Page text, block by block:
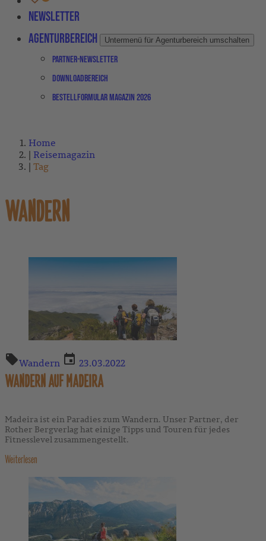
Newsletter
Agenturbereich
Untermenü für Agenturbereich umschalten
Partner-Newsletter
Downloadbereich
Bestellformular Magazin 2026
Home
Reisemagazin
Tag
WANDERN
Wandern 23.03.2022
WANDERN AUF MADEIRA
Madeira ist ein Paradies zum Wandern. Unser Partner, der
Rother Bergverlag hat einige Tipps und Touren für jedes
Fitnesslevel zusammengestellt.
Weiterlesen